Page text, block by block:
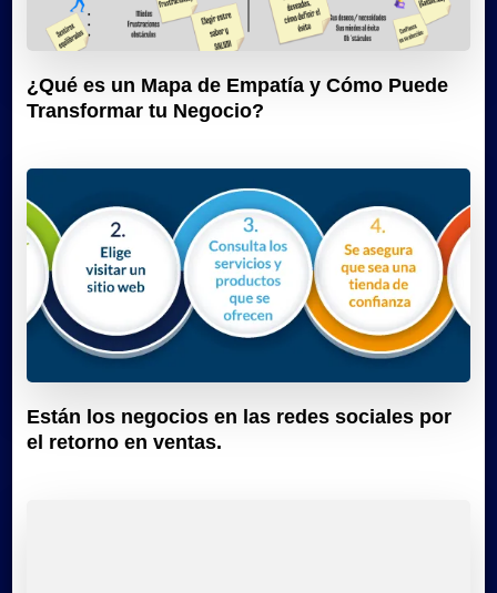
¿Qué es un Mapa de Empatía y Cómo Puede
Transformar tu Negocio?
Están los negocios en las redes sociales por
el retorno en ventas.